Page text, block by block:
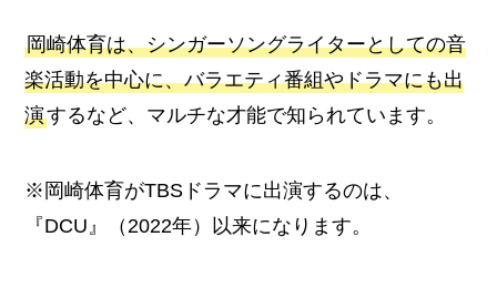
岡崎体育は、シンガーソングライターとしての音
楽活動を中心に、バラエティ番組やドラマにも出
演するなど、マルチな才能で知られています。
※岡崎体育がTBSドラマに出演するのは、
『DCU』（2022年）以来になります。